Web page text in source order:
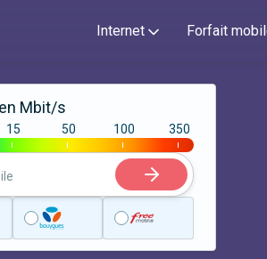
Internet Forfait
Mbit/s
|
15
|
50
|
100
|
350